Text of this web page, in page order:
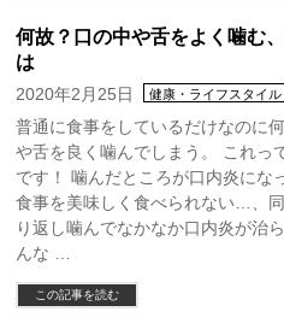
何故？口の中や舌をよく噛む
は
2020年2月25日 健康・ライフスタイル
普通に食事をしているだけなのに
や舌を良く噛んでしまう。 これっ
です！ 噛んだところが口内炎にな
食事を美味しく食べられない…、
り返し噛んでなかなか口内炎が治
んな …
この記事を読む